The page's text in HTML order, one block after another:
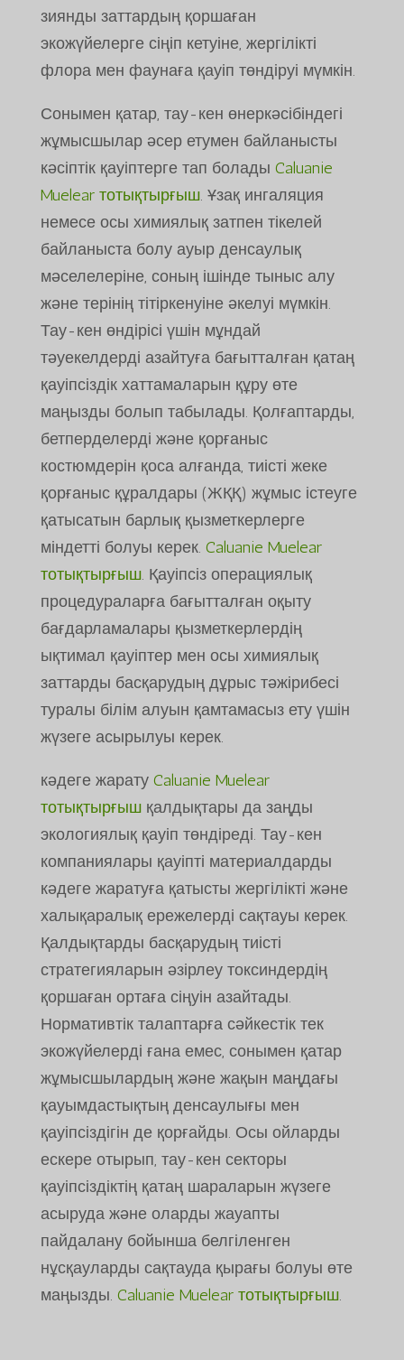
зиянды заттардың қоршаған
экожүйелерге сіңіп кетуіне, жергілікті
флора мен фаунаға қауіп төндіруі мүмкін.
Сонымен қатар, тау-кен өнеркәсібіндегі
жұмысшылар әсер етумен байланысты
кәсіптік қауіптерге тап болады Caluanie
Muelear тотықтырғыш. Ұзақ ингаляция
немесе осы химиялық затпен тікелей
байланыста болу ауыр денсаулық
мәселелеріне, соның ішінде тыныс алу
және терінің тітіркенуіне әкелуі мүмкін.
Тау-кен өндірісі үшін мұндай
тәуекелдерді азайтуға бағытталған қатаң
қауіпсіздік хаттамаларын құру өте
маңызды болып табылады. Қолғаптарды,
бетперделерді және қорғаныс
костюмдерін қоса алғанда, тиісті жеке
қорғаныс құралдары (ЖҚҚ) жұмыс істеуге
қатысатын барлық қызметкерлерге
міндетті болуы керек. Caluanie Muelear
тотықтырғыш. Қауіпсіз операциялық
процедураларға бағытталған оқыту
бағдарламалары қызметкерлердің
ықтимал қауіптер мен осы химиялық
заттарды басқарудың дұрыс тәжірибесі
туралы білім алуын қамтамасыз ету үшін
жүзеге асырылуы керек.
кәдеге жарату Caluanie Muelear
тотықтырғышқалдықтары да заңды
экологиялық қауіп төндіреді. Тау-кен
компаниялары қауіпті материалдарды
кәдеге жаратуға қатысты жергілікті және
халықаралық ережелерді сақтауы керек.
Қалдықтарды басқарудың тиісті
стратегияларын әзірлеу токсиндердің
қоршаған ортаға сіңуін азайтады.
Нормативтік талаптарға сәйкестік тек
экожүйелерді ғана емес, сонымен қатар
жұмысшылардың және жақын маңдағы
қауымдастықтың денсаулығы мен
қауіпсіздігін де қорғайды. Осы ойларды
ескере отырып, тау-кен секторы
қауіпсіздіктің қатаң шараларын жүзеге
асыруда және оларды жауапты
пайдалану бойынша белгіленген
нұсқауларды сақтауда қырағы болуы өте
маңызды. Caluanie Muelear тотықтырғыш.